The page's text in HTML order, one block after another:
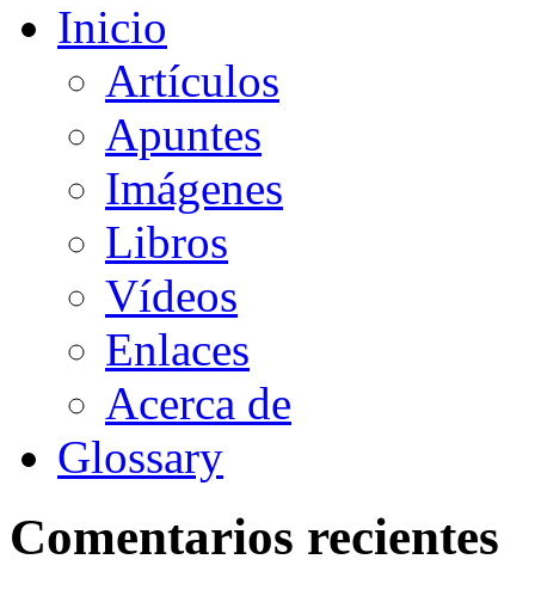
Inicio
Artículos
Apuntes
Imágenes
Libros
Vídeos
Enlaces
Acerca de
Glossary
Comentarios recientes